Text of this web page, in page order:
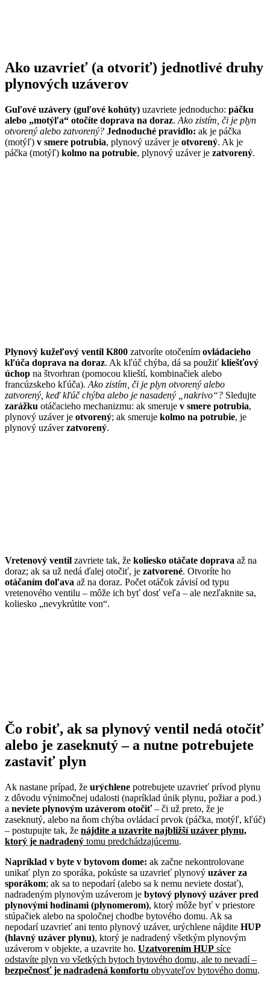
Ako uzavrieť (a otvoriť) jednotlivé druhy
plynových uzáverov
Guľové uzávery (guľové kohúty) uzavriete jednoducho: páčku
alebo „motýľa“ otočíte doprava na doraz. Ako zistím, či je plyn
otvorený alebo zatvorený? Jednoduché pravidlo: ak je páčka
(motýľ) v smere potrubia, plynový uzáver je otvorený. Ak je
páčka (motýľ) kolmo na potrubie, plynový uzáver je zatvorený.
Plynový kužeľový ventil K800 zatvoríte otočením ovládacieho
kľúča doprava na doraz. Ak kľúč chýba, dá sa použiť kliešťový
úchop na štvorhran (pomocou klieští, kombinačiek alebo
francúzskeho kľúča). Ako zistím, či je plyn otvorený alebo
zatvorený , keď kľúč chýba alebo je nasadený „nakrivo“? Sledujte
zarážku otáčacieho mechanizmu: ak smeruje v smere potrubia,
plynový uzáver je otvorený; ak smeruje kolmo na potrubie, je
plynový uzáverzatvorený.
Vretenový ventil zavriete tak, že koliesko otáčate doprava až na
doraz; ak sa už nedá ďalej otočiť, je zatvorené. Otvoríte ho
otáčaním doľava až na doraz. Počet otáčok závisí od typu
vretenového ventilu – môže ich byť dosť veľa – ale nezľaknite sa,
koliesko „nevykrútite von“.
Čo robiť, ak sa plynový ventil nedá otočiť
alebo je zaseknutý – a nutne potrebujete
zastaviť plyn
Ak nastane prípad, že urýchlene potrebujete uzavrieť prívod plynu
z dôvodu výnimočnej udalosti (napríklad únik plynu, požiar a pod.)
a neviete plynovým uzáverom otočiť– či už preto, že je
zaseknutý, alebo na ňom chýba ovládací prvok (páčka, motýľ, kľúč)
– postupujte tak, že nájdite a uzavrite najbližší uzáver plynu,
ktorý je nadradený tomu predchádzajúcemu.
Napríklad v byte v bytovom dome: ak začne nekontrolovane
unikať plyn zo sporáka, pokúste sa uzavrieť plynový uzáver za
sporákom; ak sa to nepodarí (alebo sa k nemu neviete dostať),
nadradeným plynovým uzáverom je bytový plynový uzáver pred
plynovými hodinami (plynomerom), ktorý môže byť v priestore
stúpačiek alebo na spoločnej chodbe bytového domu. Ak sa
nepodarí uzavrieť ani tento plynový uzáver, urýchlene nájdite HUP
(hlavný uzáver plynu), ktorý je nadradený všetkým plynovým
uzáverom v objekte, a uzavrite ho. Uzatvorením HUP síce
odstavíte plyn vo všetkých bytoch bytového domu, ale to nevadí –
bezpečnosť je nadradená komfortu obyvateľov bytového domu.